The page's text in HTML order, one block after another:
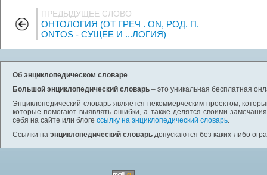
ПРЕДЫДУЩЕЕ СЛОВО
ОНТОЛОГИЯ (ОТ ГРЕЧ . ON, РОД. П.
ONTOS - СУЩЕЕ И ...ЛОГИЯ)
Об энциклопедическом словаре
Большой энциклопедический словарь – это уникальная бесплатная
Энциклопедический словарь является некоммерческим проектом,
которые помогают выявлять ошибки, а также делятся своими
себя на сайте или блоге ссылку на энциклопедический словарь.
Ссылки на энциклопедический словарь допускаются без каких-либо